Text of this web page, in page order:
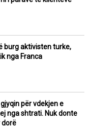
burg aktivisten turke,
nga Franca
për vdekjen e
nga shtrati. Nuk donte
dorë